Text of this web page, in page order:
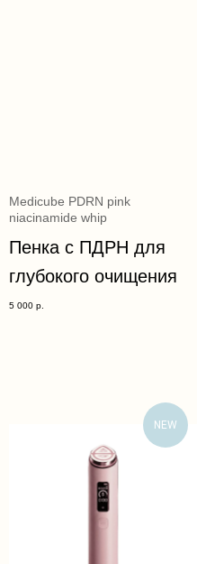
Medicube PDRN pink
niacinamide whip
Пенка с ПДРН для
глубокого очищения
5 000 р.
NEW